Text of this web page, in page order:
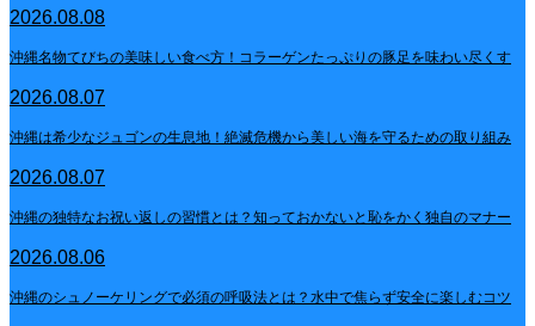
2026.08.08
沖縄名物てびちの美味しい食べ方！コラーゲンたっぷりの豚足を味わい尽くす
2026.08.07
沖縄は希少なジュゴンの生息地！絶滅危機から美しい海を守るための取り組み
2026.08.07
沖縄の独特なお祝い返しの習慣とは？知っておかないと恥をかく独自のマナー
2026.08.06
沖縄のシュノーケリングで必須の呼吸法とは？水中で焦らず安全に楽しむコツ